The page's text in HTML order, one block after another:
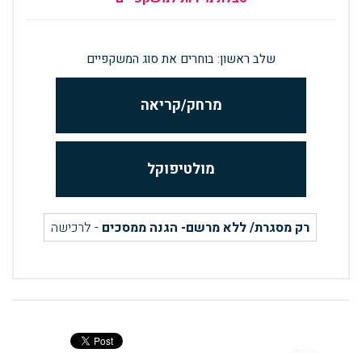
שלב ראשון: בוחרים את סוג המשקפיים
מרחק/קריאה
מולטיפוקל
רק מסגרת/ ללא מרשם- הגנה ממסכים - לרכישה